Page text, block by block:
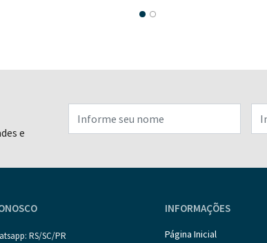
e
RS/SC/PR
INFORMAÇÕES
Página Inicial